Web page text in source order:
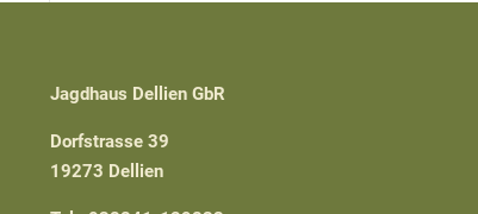
Jagdhaus Dellien GbR
Dorfstrasse 39
19273 Dellien